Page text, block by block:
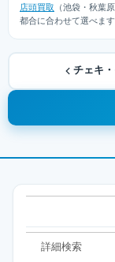
店頭買取 （池袋・秋葉
都合に合わせて選べます
チェキ
詳細検索